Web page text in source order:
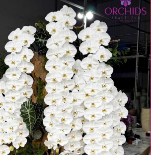
khi đặt hàng
Một chậu hoa lan hồ điệp đẹp và
được phối ghép từ nhiều cây hoa
toàn thủ công nên có thể sẽ
chút giữa sản phẩm thực tế và